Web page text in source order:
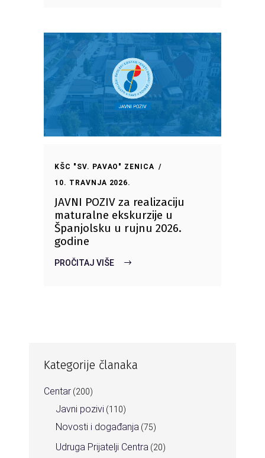
KŠC "SV. PAVAO" ZENICA
10. TRAVNJA 2026.
JAVNI POZIV za realizaciju
maturalne ekskurzije u
Španjolsku u rujnu 2026.
godine
PROČITAJ VIŠE
Kategorije članaka
Centar (200)
Javni pozivi (110)
Novosti i događanja (75)
Udruga Prijatelji Centra (20)